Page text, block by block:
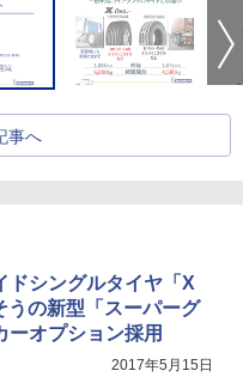
事へ
ドシングルタイヤ「X
うの新型「スーパーグ
ーオプション採用
2017年5月15日